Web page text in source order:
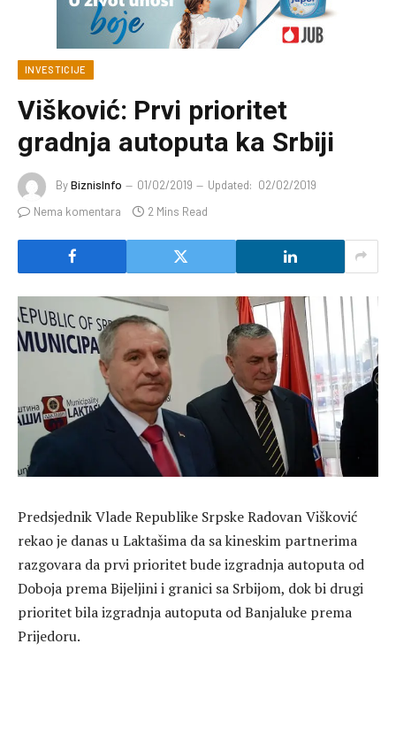
INVESTICIJE
Višković: Prvi prioritet
gradnja autoputa ka Srbiji
ByBiznisInfo 01/02/2019 Updated: 02/02/2019
Nema komentara
2 Mins Read
Predsjednik Vlade Republike Srpske Radovan Višković
rekao je danas u Laktašima da sa kineskim partnerima
razgovara da prvi prioritet bude izgradnja autoputa od
Doboja prema Bijeljini i granici sa Srbijom, dok bi drugi
prioritet bila izgradnja autoputa od Banjaluke prema
Prijedoru.